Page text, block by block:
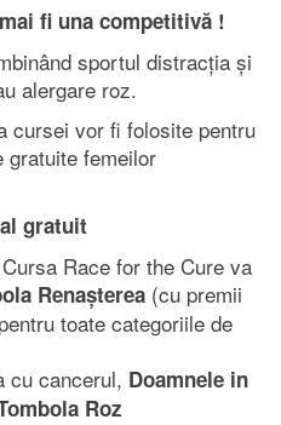
fi una competitivă !
sportul distracția și
alergare roz.
cursei vor fi folosite pentru
gratuite femeilor
gratuit
Race for the Cure va
Renașterea (cu premii
toate categoriile de
cu cancerul, Doamnele in
Roz